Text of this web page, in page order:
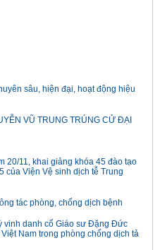
sâu, hiện đại, hoạt động hiệu
VŨ TRUNG TRÚNG CỬ ĐẠI
20/11, khai giảng khóa 45 đào tạo
của Viện Vệ sinh dịch tễ Trung
tác phòng, chống dịch bệnh
vinh danh cố Giáo sư Đặng Đức
Nam trong phòng chống dịch tả